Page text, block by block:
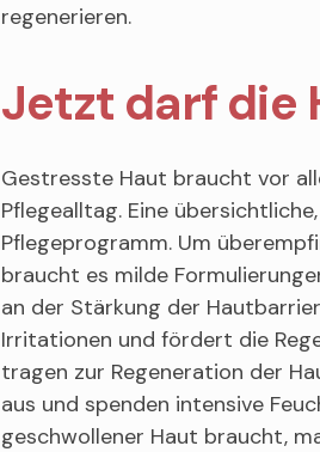
regenerieren.
Jetzt darf die
Gestresste Haut braucht vor
Pflegealltag. Eine
Pflegeprogramm. Um
braucht es milde
an der Stärkung der
Irritationen und fördert die
tragen zur Regeneration der
aus und spenden intensive
geschwollener Haut braucht,